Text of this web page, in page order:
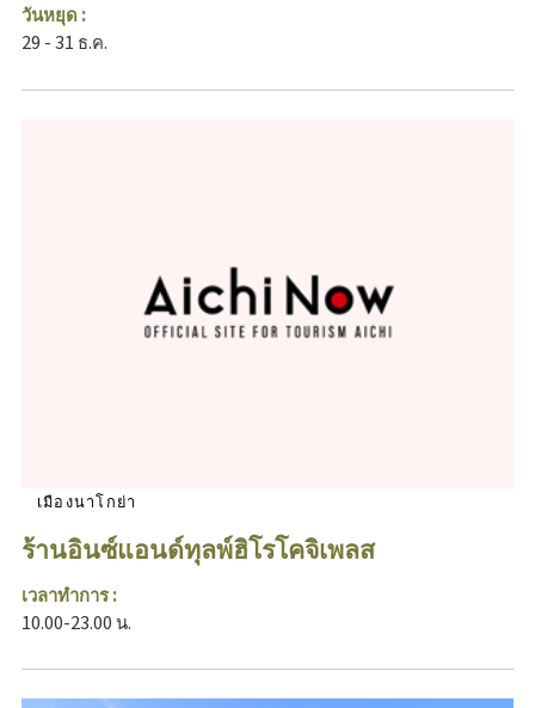
วันหยุด :
29 - 31 ธ.ค.
เมืองนาโกย่า
ร้านอินซ์แอนด์ทุลพ์ฮิโรโคจิเพลส
เวลาทำการ :
10.00-23.00 น.